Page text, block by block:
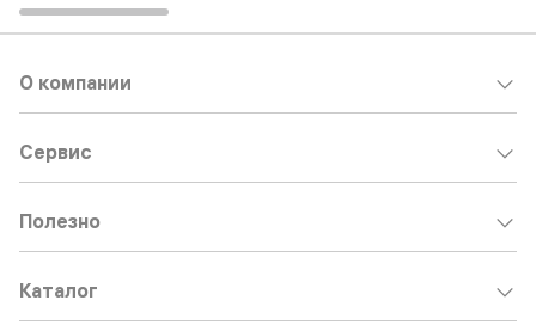
О компании
Сервис
Полезно
Каталог